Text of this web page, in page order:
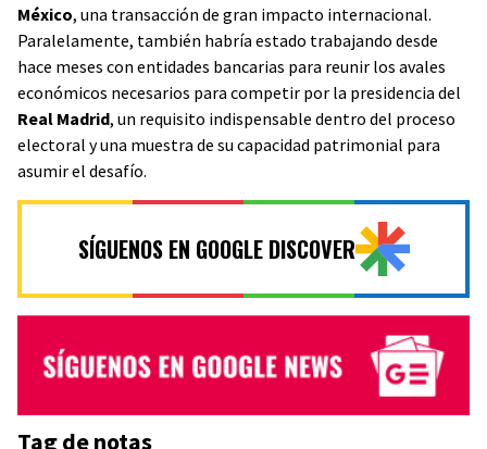
México, una transacción de gran impacto internacional.
Paralelamente, también habría estado trabajando desde
hace meses con entidades bancarias para reunir los avales
económicos necesarios para competir por la presidencia del
Real Madrid, un requisito indispensable dentro del proceso
electoral y una muestra de su capacidad patrimonial para
asumir el desafío.
SÍGUENOS EN GOOGLE DISCOVER
Tag de notas